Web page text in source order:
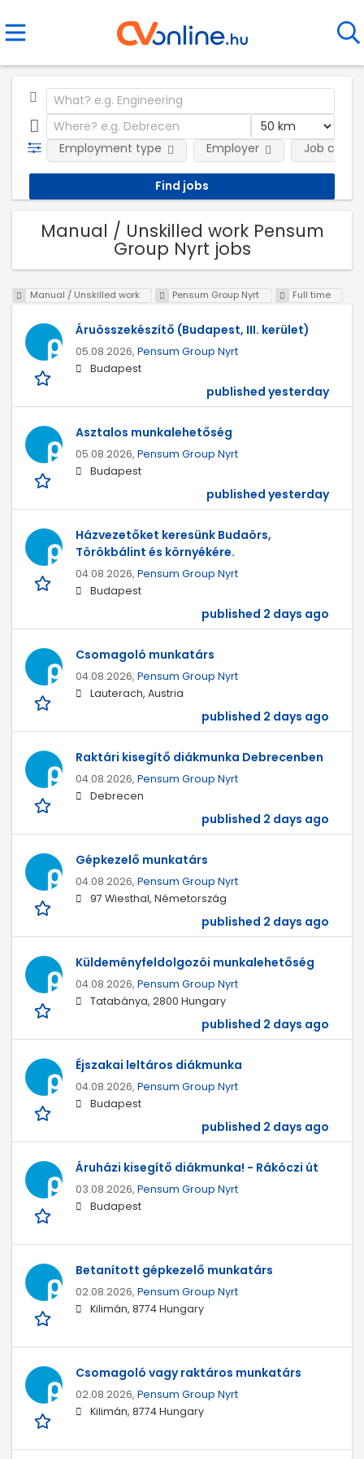
Employment type Employer Job
Manual / Unskilled work Pensum
Group Nyrt jobs
Manual / Unskilled work Pensum Group Nyrt Full time
Áruösszekészítő (Budapest, III. kerület)
05.08.2026, Pensum Group Nyrt
Budapest
published yesterday
Asztalos munkalehetőség
05.08.2026, Pensum Group Nyrt
Budapest
published yesterday
Házvezetőket keresünk Budaörs,
Törökbálint és környékére.
04.08.2026, Pensum Group Nyrt
Budapest
published 2 days ago
Csomagoló munkatárs
04.08.2026, Pensum Group Nyrt
Lauterach, Austria
published 2 days ago
Raktári kisegítő diákmunka Debrecenben
04.08.2026, Pensum Group Nyrt
Debrecen
published 2 days ago
Gépkezelő munkatárs
04.08.2026, Pensum Group Nyrt
97 Wiesthal, Németország
published 2 days ago
Küldeményfeldolgozói munkalehetőség
04.08.2026, Pensum Group Nyrt
Tatabánya, 2800 Hungary
published 2 days ago
Éjszakai leltáros diákmunka
04.08.2026, Pensum Group Nyrt
Budapest
published 2 days ago
Áruházi kisegítő diákmunka! - Rákóczi út
03.08.2026, Pensum Group Nyrt
Budapest
Betanított gépkezelő munkatárs
02.08.2026, Pensum Group Nyrt
Kilimán, 8774 Hungary
Csomagoló vagy raktáros munkatárs
02.08.2026, Pensum Group Nyrt
Kilimán, 8774 Hungary